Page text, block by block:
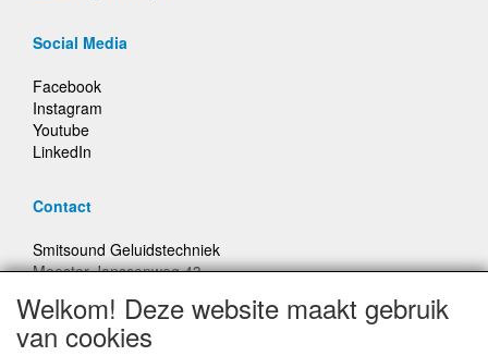
Social Media
Facebook
Instagram
Youtube
LinkedIn
Contact
Smitsound Geluidstechniek
Meester Janssenweg 43
E-mail: info@smitsound.nl
Telefoon: +31-(0)6-22256322
Welkom! Deze website maakt gebruik
van cookies